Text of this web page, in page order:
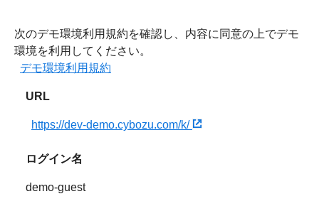
次のデモ環境利用規約を確認し、内容に同意の上でデモ
環境を利用してください。
デモ環境利用規約
URL
https://dev-demo.cybozu.com/k/
ログイン名
demo-guest